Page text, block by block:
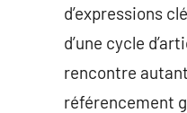
d’expressions
d’une cycle
rencontre
référencement